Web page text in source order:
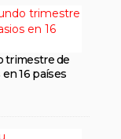
trimestre de
16 países